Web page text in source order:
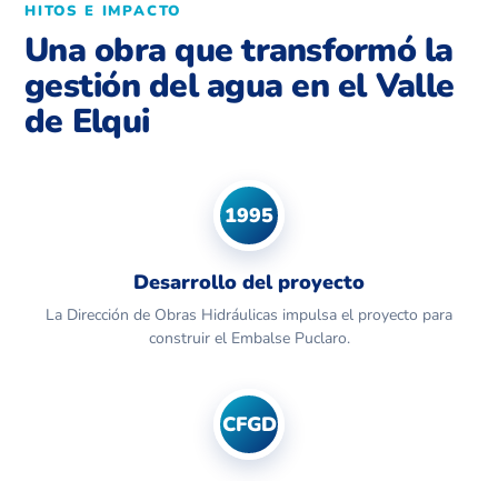
HITOS E IMPACTO
Una obra que transformó la
gestión del agua en el Valle
de Elqui
1995
Desarrollo del proyecto
La Dirección de Obras Hidráulicas impulsa el proyecto para
construir el Embalse Puclaro.
CFGD